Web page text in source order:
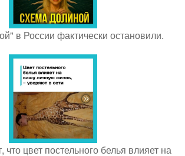
в России фактически остановили.
что цвет постельного белья влияет на